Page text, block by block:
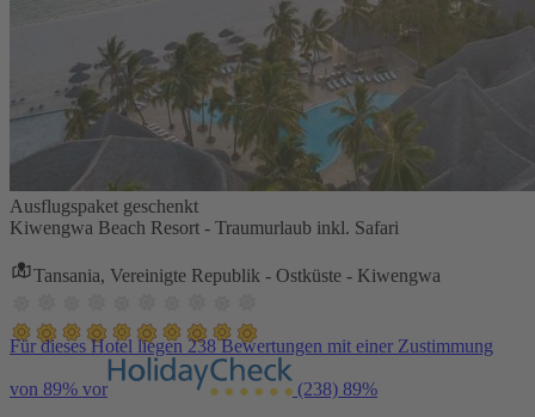
Ausflugspaket geschenkt
Kiwengwa Beach Resort - Traumurlaub inkl. Safari
Tansania, Vereinigte Republik - Ostküste - Kiwengwa
Für dieses Hotel liegen 238 Bewertungen mit einer Zustimmung
von 89% vor (238) 89%